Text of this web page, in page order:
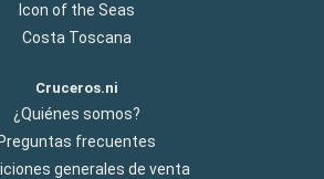
Icon of the Seas
Costa Toscana
Cruceros.ni
¿Quiénes somos?
frecuentes
generales de venta